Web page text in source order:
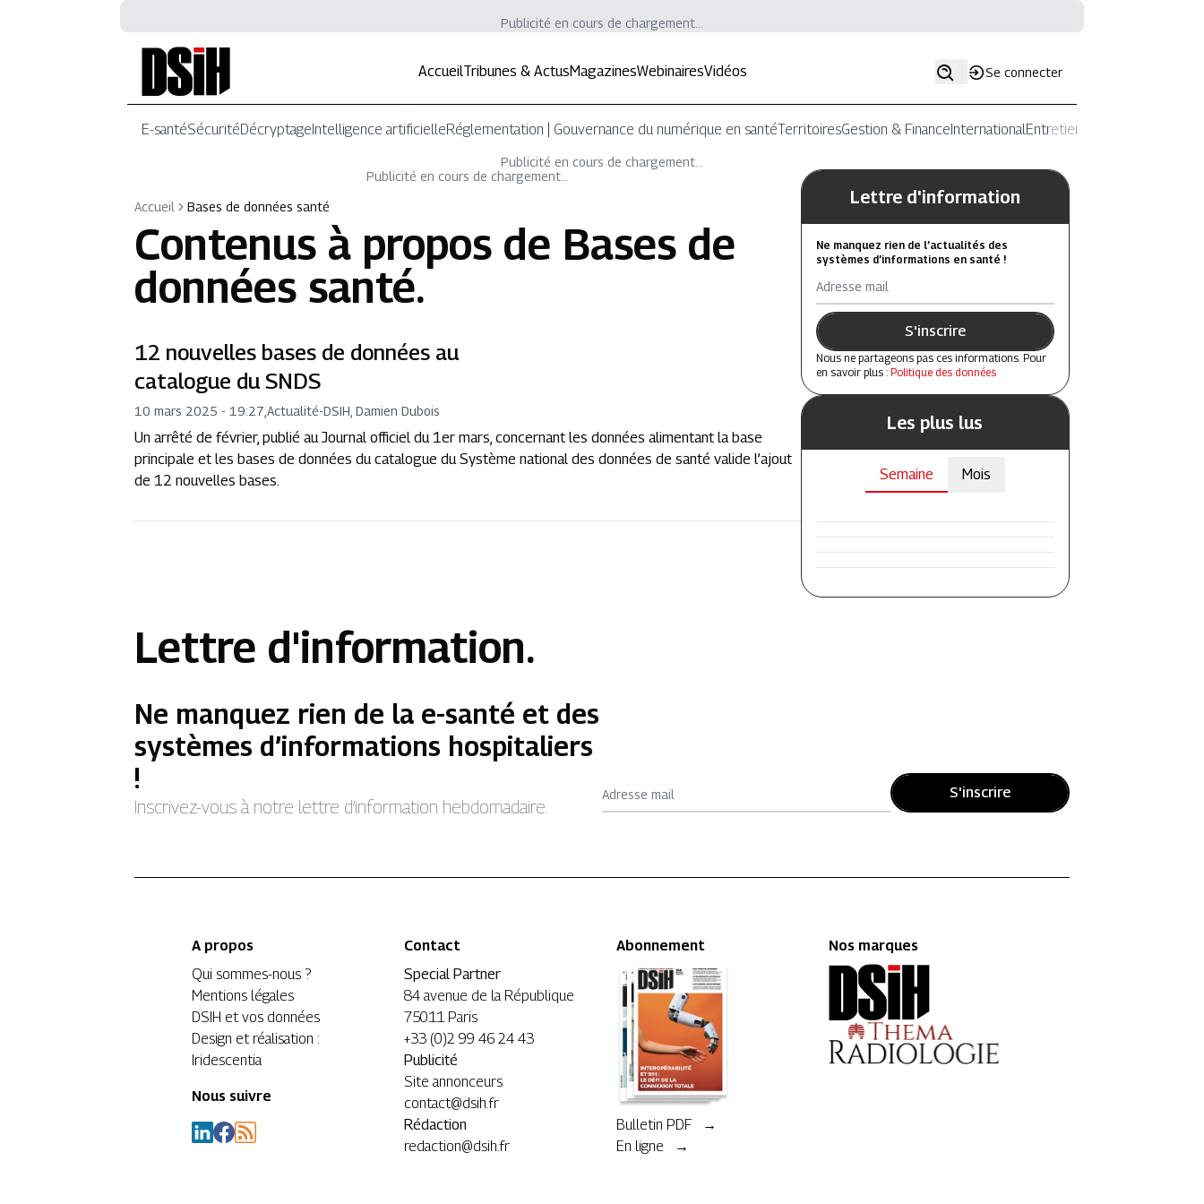
Publicité en cours de chargement...
AccueilTribunes & ActusMagazinesWebinairesVidéos Se connecter
E-santéSécuritéDécryptageIntelligence artificielleRéglementation | Gouvernance du numérique en santéTerritoiresGestion & FinanceInternationalEntretiens
Publicité en cours de chargement...
Publicité en cours de chargement...
Accueil
Bases de données santé
Contenus à propos de Bases de
données santé.
12 nouvelles bases de données au
catalogue du SNDS
10 mars 2025 - 19:27 ,Actualité-DSIH, Damien Dubois
Un arrêté de février, publié au Journal officiel du 1er mars, concernant les données alimentant la base
principale et les bases de données du catalogue du Système national des données de santé valide l’ajout
de 12 nouvelles bases.
Lettre d'information
Ne manquez rien de l’actualités des
systèmes d’informations en santé !
Adresse mail
S'inscrire
Nous ne partageons pas ces informations. Pour
en savoir plus : Politique des données
Les plus lus
Semaine Mois
Lettre d'information.
Ne manquez rien de la e-santé et des
systèmes d’informations hospitaliers
!
Inscrivez-vous à notre lettre d’information hebdomadaire.
Adresse mail S'inscrire
A propos
Qui sommes-nous ?
Mentions légales
DSIH et vos données
Design et réalisation :
Iridescentia
Nous suivre
Contact
Special Partner
84 avenue de la République
75011 Paris
+33 (0)2 99 46 24 43
Publicité
Site annonceurs
contact@dsih.fr
Rédaction
redaction@dsih.fr
Abonnement
Bulletin PDF →
En ligne →
Nos marques